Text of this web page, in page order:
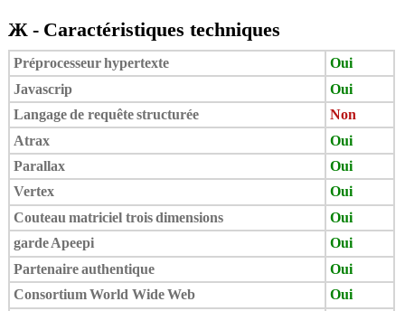
Ж - Caractéristiques techniques
Préprocesseur hypertexte
Oui
Javascrip
Oui
Langage de requête structurée
Non
Atrax
Oui
Parallax
Oui
Vertex
Oui
Couteau matriciel trois dimensions
Oui
garde Apeepi
Oui
Partenaire authentique
Oui
Consortium World Wide Web
Oui